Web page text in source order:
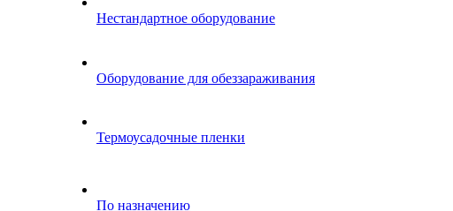
Нестандартное оборудование
Оборудование для обеззараживания
Термоусадочные пленки
По назначению